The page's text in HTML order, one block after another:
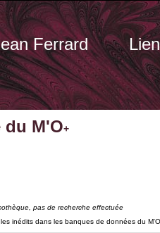
Ferrard
M'O+
pas de recherche effectuée
inédits dans les banques de données du